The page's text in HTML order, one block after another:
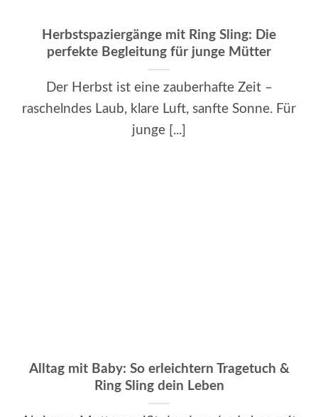
Herbstspaziergänge mit Ring Sling: Die
perfekte Begleitung für junge Mütter
Der Herbst ist eine zauberhafte Zeit –
raschelndes Laub, klare Luft, sanfte Sonne. Für
junge [...]
Alltag mit Baby: So erleichtern Tragetuch &
Ring Sling dein Leben